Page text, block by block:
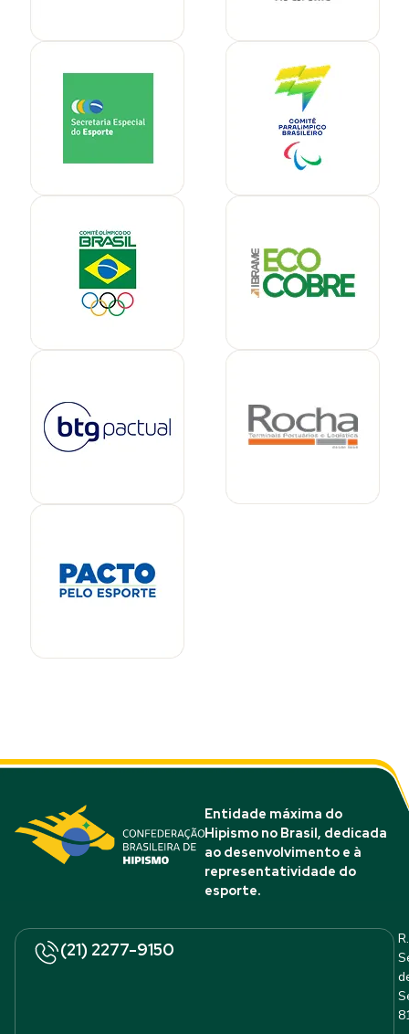
Entidade máxima do
Hipismo no Brasil, dedicada
ao desenvolvimento e à
representatividade do
esporte.
(21) 2277-9150
R.